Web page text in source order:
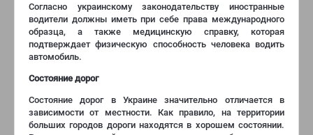
Согласно украинскому законодательству иностранные
водители должны иметь при себе права международного
образца, а также медицинскую справку, которая
подтверждает физическую способность человека водить
автомобиль.
Состояние дорог
Состояние дорог в Украине значительно отличается в
зависимости от местности. Как правило, на территории
больших городов дороги находятся в хорошем состоянии.